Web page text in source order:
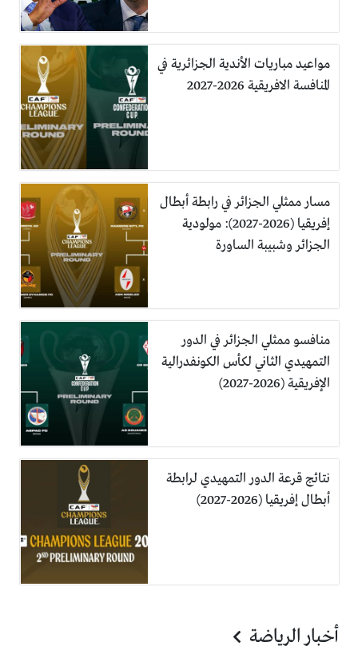
مواعيد مباريات الأندية الجزائرية في
المنافسة الافريقية 2026-2027
مسار ممثلي الجزائر في رابطة أبطال
إفريقيا (2026-2027): مولودية
الجزائر وشبيبة الساورة
منافسو ممثلي الجزائر في الدور
التمهيدي الثاني لكأس الكونفدرالية
الإفريقية (2026-2027)
نتائج قرعة الدور التمهيدي لرابطة
أبطال إفريقيا (2026-2027)
أخبار الرياضة